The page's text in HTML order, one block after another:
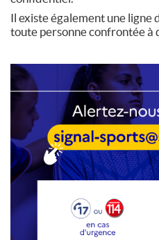
Il existe également une ligne
toute personne confrontée à